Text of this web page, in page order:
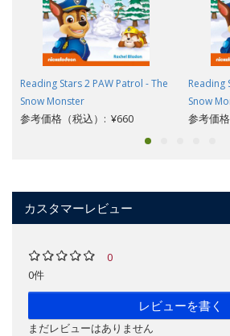
Reading Stars 2 PAW Patrol - The
Snow Monster
参考価格（税込）: ¥660
Reading
Snow
参考価
カスタマーレビュー
0
0件
レビューを書く
まだレビューはありません